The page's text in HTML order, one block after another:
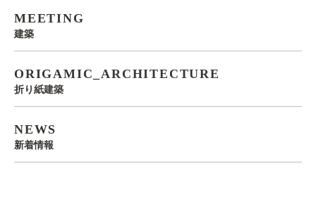
MEETING
建築
ORIGAMIC_ARCHITECTURE
折り紙建築
NEWS
新着情報